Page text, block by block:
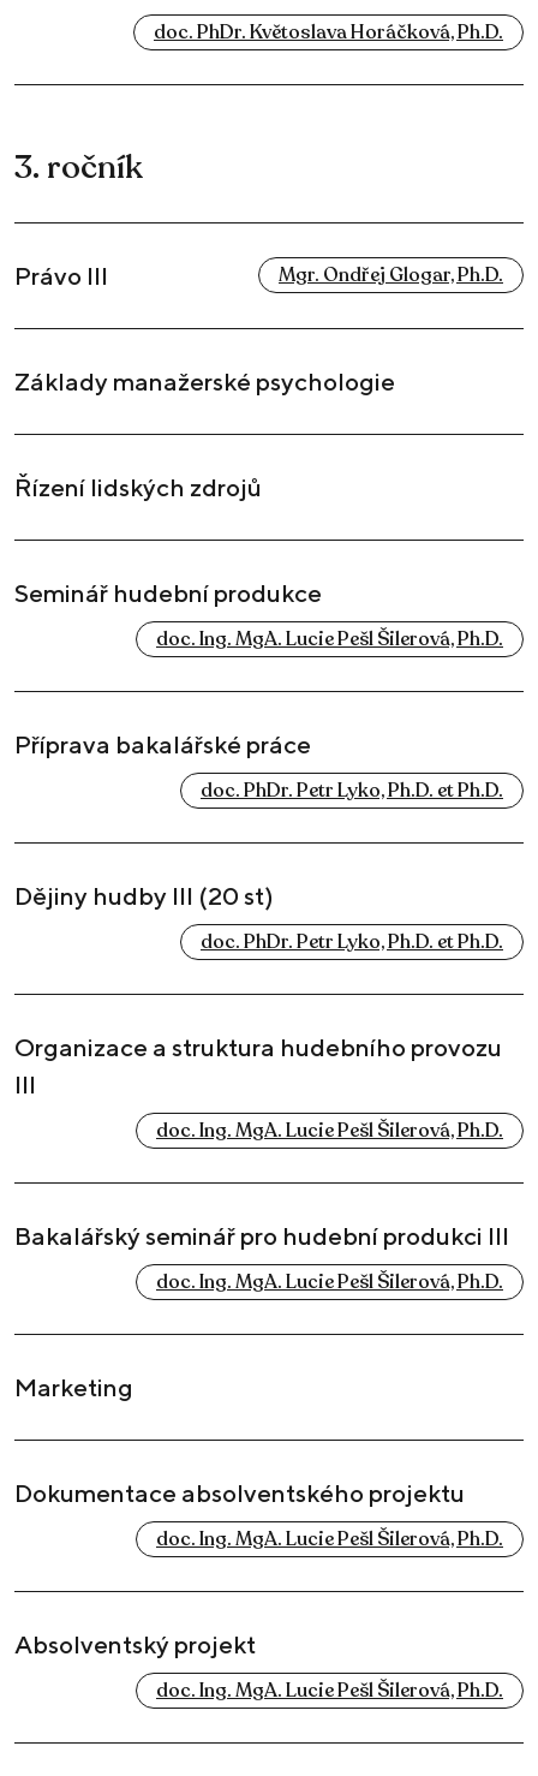
doc. PhDr. Květoslava Horáčková, Ph.D.
3. ročník
Právo III Mgr. Ondřej Glogar, Ph.D.
Základy manažerské psychologie
Řízení lidských zdrojů
Seminář hudební produkce
doc. Ing. MgA. Lucie Pešl Šilerová, Ph.D.
Příprava bakalářské práce
doc. PhDr. Petr Lyko, Ph.D. et Ph.D.
Dějiny hudby III (20 st)
doc. PhDr. Petr Lyko, Ph.D. et Ph.D.
Organizace a struktura hudebního provozu
III
doc. Ing. MgA. Lucie Pešl Šilerová, Ph.D.
Bakalářský seminář pro hudební produkci III
doc. Ing. MgA. Lucie Pešl Šilerová, Ph.D.
Marketing
Dokumentace absolventského projektu
doc. Ing. MgA. Lucie Pešl Šilerová, Ph.D.
Absolventský projekt
doc. Ing. MgA. Lucie Pešl Šilerová, Ph.D.